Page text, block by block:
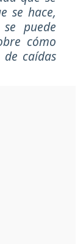
se hace,
puede
cómo
caídas